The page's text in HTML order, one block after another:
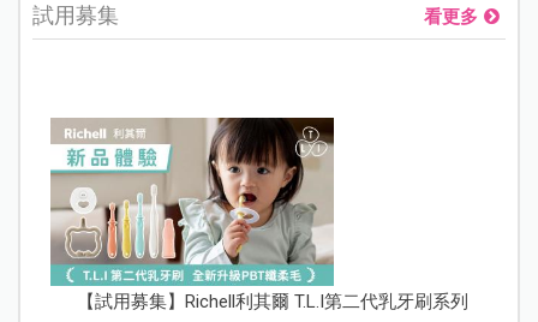
試用募集 看更多
【試用募集】Richell利其爾 T.L.I第二代乳牙刷系列